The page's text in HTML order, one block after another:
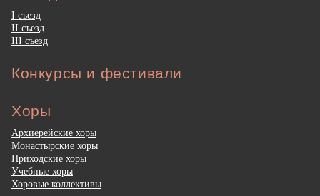
I съезд
II съезд
III съезд
Конкурсы и фестивали
Хоры
Архиерейские хоры
Монастырские хоры
Приходские хоры
Учебные хоры
Хоровые коллективы